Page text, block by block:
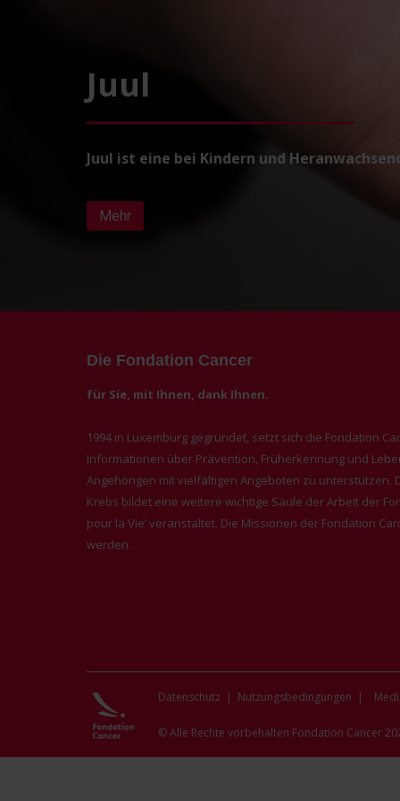
Juul
Juul ist eine bei Kindern und
Mehr
Die Fondation Cancer
für Sie, mit Ihnen, dank Ihnen.
1994 in Luxemburg gegründet, setzt sich die Fondation
Informationen über Prävention, Früherkennung und
Angehörigen mit vielfältigen Angeboten zu unterstützen.
Krebs bildet eine weitere wichtige Säule der Arbeit der
pour la Vie’ veranstaltet. Die Missionen der Fondation
werden.
Datenschutz | Nutzungsbedingungen |
© Alle Rechte vorbehalten Fondation Cancer